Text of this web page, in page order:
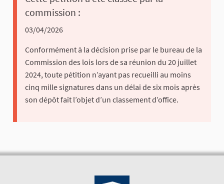
commission :
03/04/2026
Conformément à la décision prise par le bureau de la
Commission des lois lors de sa réunion du 20 juillet
2024, toute pétition n’ayant pas recueilli au moins
cinq mille signatures dans un délai de six mois après
son dépôt fait l’objet d’un classement d’office.